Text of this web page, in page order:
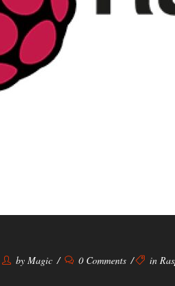
by Magic 0 Comments in